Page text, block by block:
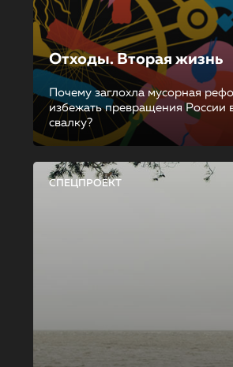
Отходы. Вторая жизнь
Почему заглохла мусорная
избежать превращения России
свалку?
СПЕЦПРОЕКТ